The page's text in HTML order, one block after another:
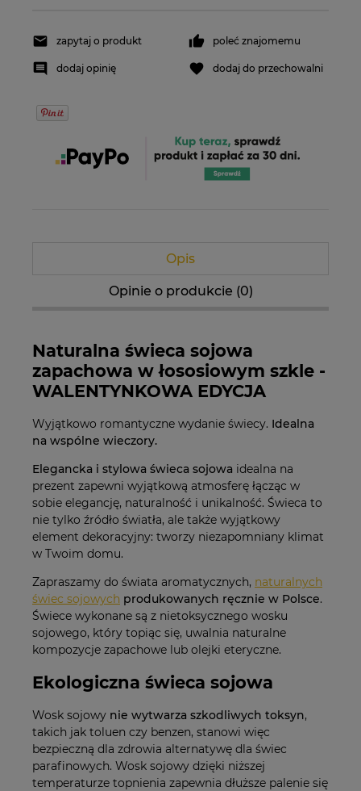
zapytaj o produkt poleć znajomemu
dodaj opinię dodaj do przechowalni
Opis
Opinie o produkcie (0)
Naturalna świeca sojowa
zapachowa w łososiowym szkle -
WALENTYNKOWA EDYCJA
Wyjątkowo romantyczne wydanie świecy. Idealna
na wspólne wieczory.
Elegancka i stylowa świeca sojowa idealna na
prezent zapewni wyjątkową atmosferę łącząc w
sobie elegancję, naturalność i unikalność. Świeca to
nie tylko źródło światła, ale także wyjątkowy
element dekoracyjny: tworzy niezapomniany klimat
w Twoim domu.
Zapraszamy do świata aromatycznych, naturalnych
świec sojowych produkowanych ręcznie w Polsce.
Świece wykonane są z nietoksycznego wosku
sojowego, który topiąc się, uwalnia naturalne
kompozycje zapachowe lub olejki eteryczne.
Ekologiczna świeca sojowa
Wosk sojowy nie wytwarza szkodliwych toksyn,
takich jak toluen czy benzen, stanowi więc
bezpieczną dla zdrowia alternatywę dla świec
parafinowych. Wosk sojowy dzięki niższej
temperaturze topnienia zapewnia dłuższe palenie się